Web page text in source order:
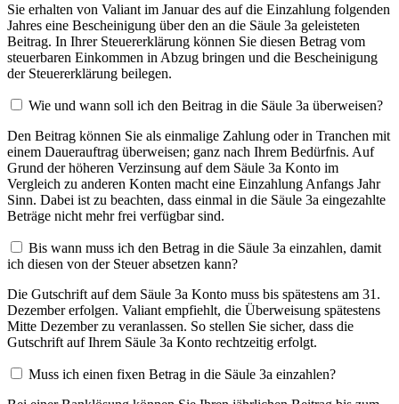
Sie erhalten von Valiant im Januar des auf die Einzahlung folgenden
Jahres eine Bescheinigung über den an die Säule 3a geleisteten
Beitrag. In Ihrer Steuererklärung können Sie diesen Betrag vom
steuerbaren Einkommen in Abzug bringen und die Bescheinigung
der Steuererklärung beilegen.
Wie und wann soll ich den Beitrag in die Säule 3a überweisen?
Den Beitrag können Sie als einmalige Zahlung oder in Tranchen mit
einem Dauerauftrag überweisen; ganz nach Ihrem Bedürfnis. Auf
Grund der höheren Verzinsung auf dem Säule 3a Konto im
Vergleich zu anderen Konten macht eine Einzahlung Anfangs Jahr
Sinn. Dabei ist zu beachten, dass einmal in die Säule 3a eingezahlte
Beträge nicht mehr frei verfügbar sind.
Bis wann muss ich den Betrag in die Säule 3a einzahlen, damit
ich diesen von der Steuer absetzen kann?
Die Gutschrift auf dem Säule 3a Konto muss bis spätestens am 31.
Dezember erfolgen. Valiant empfiehlt, die Überweisung spätestens
Mitte Dezember zu veranlassen. So stellen Sie sicher, dass die
Gutschrift auf Ihrem Säule 3a Konto rechtzeitig erfolgt.
Muss ich einen fixen Betrag in die Säule 3a einzahlen?